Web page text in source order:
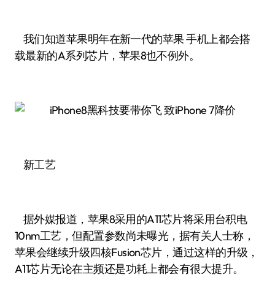
我们知道苹果明年在新一代的苹果 手机上都会搭
载最新的A系列芯片，苹果8也不例外。
新工艺
据外媒报道，苹果8采用的A11芯片将采用台积电
10nm工艺，但配置参数尚未曝光，据有关人士称，
苹果会继续升级四核Fusion芯片，通过这样的升级，
A11芯片无论在主频还是功耗上都会有很大提升。